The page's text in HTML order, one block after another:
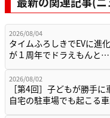
2026/08/04
タイムふろしきでEVに進
が１周年でドラえもんと…
2026/08/02
［第4回］子どもが勝手
自宅の駐車場でも起こる